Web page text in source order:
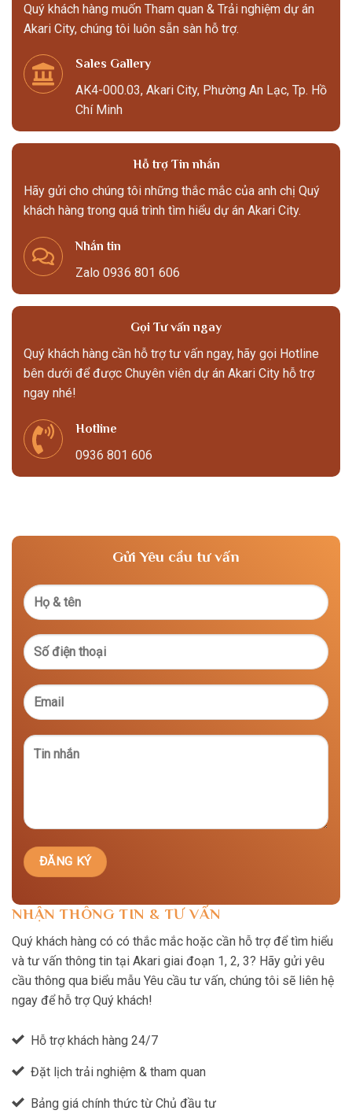
Quý khách hàng muốn Tham quan & Trải nghiệm dự án
Akari City, chúng tôi luôn sẵn sàn hỗ trợ.
Sales Gallery
AK4-000.03, Akari City, Phường An Lạc, Tp. Hồ
Chí Minh
Hỗ trợ Tin nhắn
Hãy gửi cho chúng tôi những thắc mắc của anh chị Quý
khách hàng trong quá trình tìm hiểu dự án Akari City.
Nhắn tin
Zalo 0936 801 606
Gọi Tư vấn ngay
Quý khách hàng cần hỗ trợ tư vấn ngay, hãy gọi Hotline
bên dưới để được Chuyên viên dự án Akari City hỗ trợ
ngay nhé!
Hotline
0936 801 606
Gửi Yêu cầu tư vấn
NHẬN THÔNG TIN & TƯ VẤN
Quý khách hàng có có thắc mắc hoặc cần hỗ trợ để tìm hiểu
và tư vấn thông tin tại Akari giai đoạn 1, 2, 3? Hãy gửi yêu
cầu thông qua biểu mẫu Yêu cầu tư vấn, chúng tôi sẽ liên hệ
ngay để hỗ trợ Quý khách!
Hỗ trợ khách hàng 24/7
Đặt lịch trải nghiệm & tham quan
Bảng giá chính thức từ Chủ đầu tư